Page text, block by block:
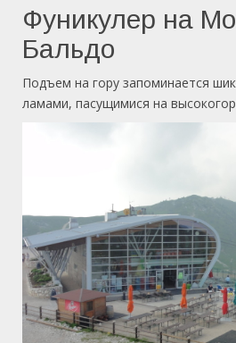
Фуникулер на
Бальдо
Подъем на гору запоминается
ламами, пасущимися на